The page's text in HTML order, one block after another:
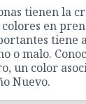
tienen la
en
tiene
o malo.
un color
Nuevo.